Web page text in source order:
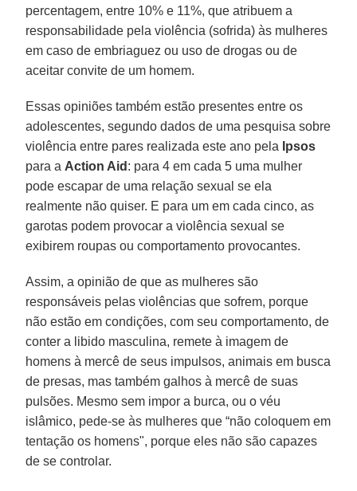
percentagem, entre 10% e 11%, que atribuem a
responsabilidade pela violência (sofrida) às mulheres
em caso de embriaguez ou uso de drogas ou de
aceitar convite de um homem.
Essas opiniões também estão presentes entre os
adolescentes, segundo dados de uma pesquisa sobre
violência entre pares realizada este ano pela Ipsos
para a Action Aid : para 4 em cada 5 uma mulher
pode escapar de uma relação sexual se ela
realmente não quiser. E para um em cada cinco, as
garotas podem provocar a violência sexual se
exibirem roupas ou comportamento provocantes.
Assim, a opinião de que as mulheres são
responsáveis ​​pelas violências que sofrem, porque
não estão em condições, com seu comportamento, de
conter a libido masculina, remete à imagem de
homens à mercê de seus impulsos, animais em busca
de presas, mas também galhos à mercê de suas
pulsões. Mesmo sem impor a burca, ou o véu
islâmico, pede-se às mulheres que “não coloquem em
tentação os homens", porque eles não são capazes
de se controlar.